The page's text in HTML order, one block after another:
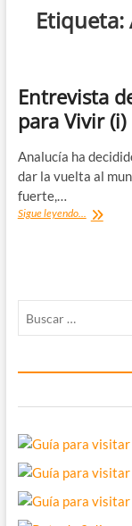
Etiqueta:
Entrevista
para Vivir (i)
Analucía ha
dar la vuelta al
fuerte,…
Sigue leyendo... Entrevista